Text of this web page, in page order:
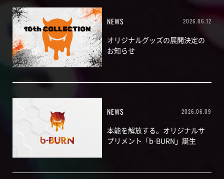
NEWS 2026.06.12
オリジナルグッズの展開決定の
お知らせ
NEWS 2026.06.09
本能を解放する。オリジナルサ
プリメント「b-BURN」誕生